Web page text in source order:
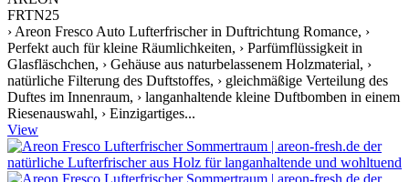
FRTN25
› Areon Fresco Auto Lufterfrischer in Duftrichtung Romance, ›
Perfekt auch für kleine Räumlichkeiten, › Parfümflüssigkeit in
Glasfläschchen, › Gehäuse aus naturbelassenem Holzmaterial, ›
natürliche Filterung des Duftstoffes, › gleichmäßige Verteilung des
Duftes im Innenraum, › langanhaltende kleine Duftbomben in einem
Riesenauswahl, › Einzigartiges...
View